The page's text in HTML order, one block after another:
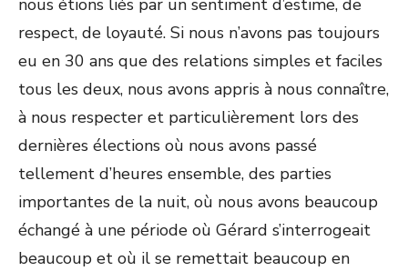
nous étions liés par un sentiment d’estime, de
respect, de loyauté. Si nous n’avons pas toujours
eu en 30 ans que des relations simples et faciles
tous les deux, nous avons appris à nous connaître,
à nous respecter et particulièrement lors des
dernières élections où nous avons passé
tellement d’heures ensemble, des parties
importantes de la nuit, où nous avons beaucoup
échangé à une période où Gérard s’interrogeait
beaucoup et où il se remettait beaucoup en